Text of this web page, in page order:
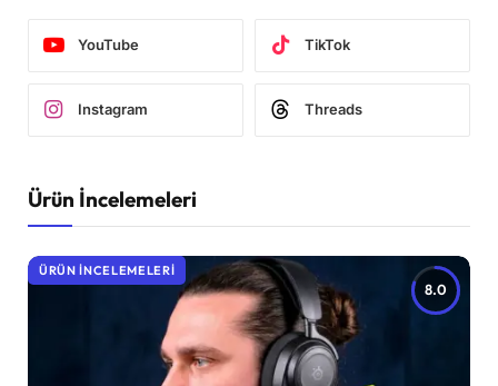
YouTube TikTok
Instagram Threads
Ürün İncelemeleri
8.0
ÜRÜN İNCELEMELERI